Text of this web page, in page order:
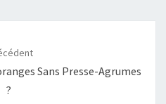
Sans Presse-Agrumes
?